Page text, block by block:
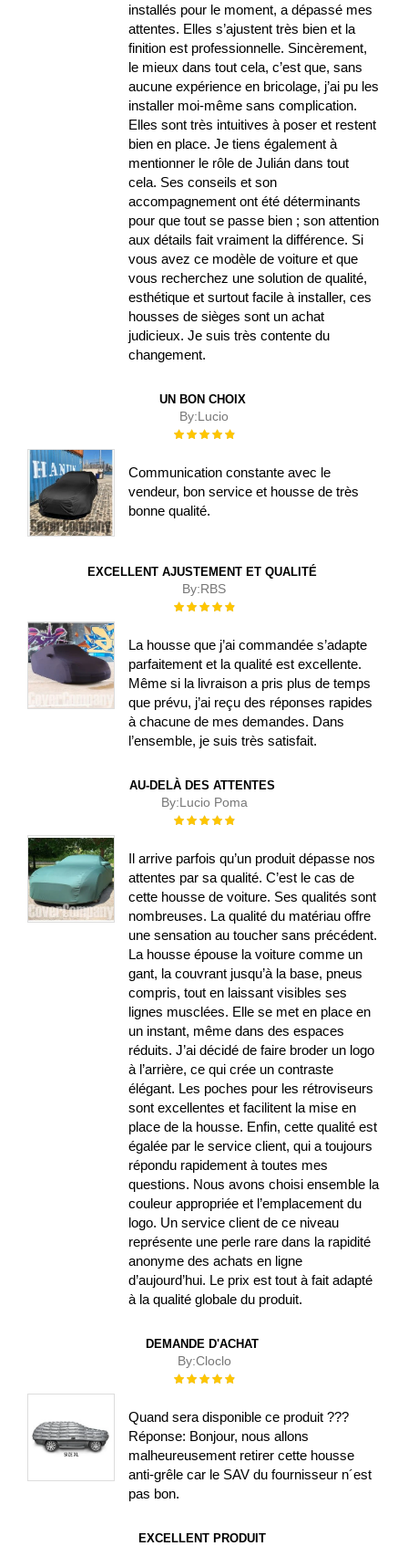
installés pour le moment, a dépassé mes
attentes. Elles s’ajustent très bien et la
finition est professionnelle. Sincèrement,
le mieux dans tout cela, c’est que, sans
aucune expérience en bricolage, j’ai pu les
installer moi-même sans complication.
Elles sont très intuitives à poser et restent
bien en place. Je tiens également à
mentionner le rôle de Julián dans tout
cela. Ses conseils et son
accompagnement ont été déterminants
pour que tout se passe bien ; son attention
aux détails fait vraiment la différence. Si
vous avez ce modèle de voiture et que
vous recherchez une solution de qualité,
esthétique et surtout facile à installer, ces
housses de sièges sont un achat
judicieux. Je suis très contente du
changement.
UN BON CHOIX
By:Lucio
Évaluation :
Communication constante avec le
vendeur, bon service et housse de très
bonne qualité.
EXCELLENT AJUSTEMENT ET QUALITÉ
By:RBS
Évaluation :
La housse que j’ai commandée s’adapte
parfaitement et la qualité est excellente.
Même si la livraison a pris plus de temps
que prévu, j’ai reçu des réponses rapides
à chacune de mes demandes. Dans
l’ensemble, je suis très satisfait.
AU-DELÀ DES ATTENTES
By:Lucio Poma
Évaluation :
Il arrive parfois qu’un produit dépasse nos
attentes par sa qualité. C’est le cas de
cette housse de voiture. Ses qualités sont
nombreuses. La qualité du matériau offre
une sensation au toucher sans précédent.
La housse épouse la voiture comme un
gant, la couvrant jusqu’à la base, pneus
compris, tout en laissant visibles ses
lignes musclées. Elle se met en place en
un instant, même dans des espaces
réduits. J’ai décidé de faire broder un logo
à l’arrière, ce qui crée un contraste
élégant. Les poches pour les rétroviseurs
sont excellentes et facilitent la mise en
place de la housse. Enfin, cette qualité est
égalée par le service client, qui a toujours
répondu rapidement à toutes mes
questions. Nous avons choisi ensemble la
couleur appropriée et l’emplacement du
logo. Un service client de ce niveau
représente une perle rare dans la rapidité
anonyme des achats en ligne
d’aujourd’hui. Le prix est tout à fait adapté
à la qualité globale du produit.
DEMANDE D'ACHAT
By:Cloclo
Évaluation :
Quand sera disponible ce produit ???
Réponse: Bonjour, nous allons
malheureusement retirer cette housse
anti-grêle car le SAV du fournisseur n´est
pas bon.
EXCELLENT PRODUIT